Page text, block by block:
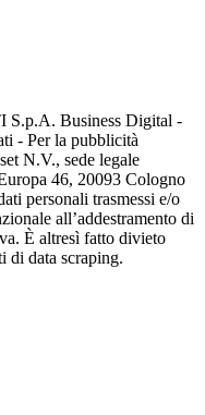
S.p.A. Business Digital -
- Per la pubblicità
N.V., sede legale
46, 20093 Cologno
personali trasmessi e/o
all’addestramento di
È altresì fatto divieto
di data scraping.